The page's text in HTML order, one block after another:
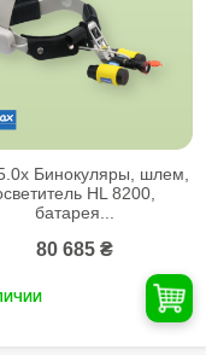
Бинокуляры, шлем,
HL 8200,
батарея...
80 685 ₴